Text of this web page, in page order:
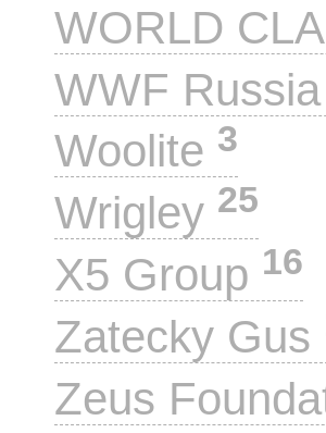
WORLD
WWF Russia
Woolite 3
Wrigley 25
X5 Group 16
Zatecky Gus
Zeus